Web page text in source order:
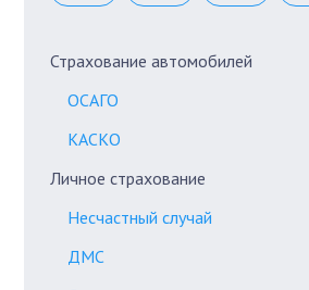
Страхование автомобилей
ОСАГО
КАСКО
Личное страхование
Несчастный случай
ДМС